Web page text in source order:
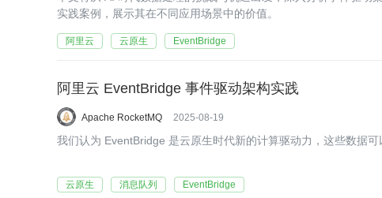
实践案例，展示其在不同应用场景中的价值。
阿里云 云原生 EventBridge
阿里云 EventBridge 事件驱动架构实践
Apache RocketMQ 2025-08-19
我们认为 EventBridge 是云原生时代新的计算驱动力，这些数据可
云原生 消息队列 EventBridge